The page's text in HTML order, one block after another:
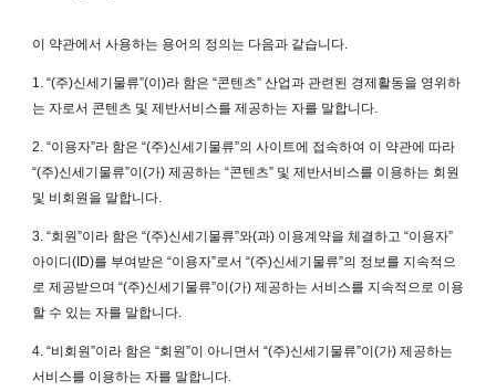
이 약관에서 사용하는 용어의 정의는 다음과 같습니다.
1. “(주)신세기물류”(이)라 함은 “콘텐츠” 산업과 관련된 경제활동을 영위하
는 자로서 콘텐츠 및 제반서비스를 제공하는 자를 말합니다.
2. “이용자”라 함은 “(주)신세기물류”의 사이트에 접속하여 이 약관에 따라
“(주)신세기물류”이(가) 제공하는 “콘텐츠” 및 제반서비스를 이용하는 회원
및 비회원을 말합니다.
3. “회원”이라 함은 “(주)신세기물류”와(과) 이용계약을 체결하고 “이용자”
아이디(ID)를 부여받은 “이용자”로서 “(주)신세기물류”의 정보를 지속적으
로 제공받으며 “(주)신세기물류”이(가) 제공하는 서비스를 지속적으로 이용
할 수 있는 자를 말합니다.
4. “비회원”이라 함은 “회원”이 아니면서 “(주)신세기물류”이(가) 제공하는
서비스를 이용하는 자를 말합니다.